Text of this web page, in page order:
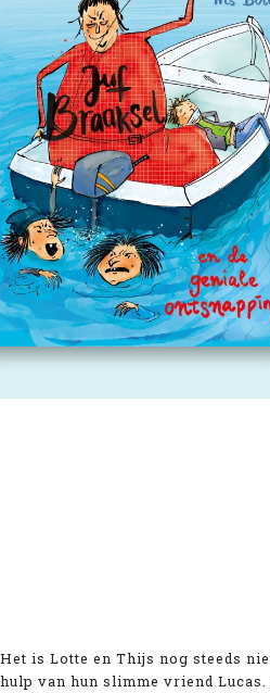
Het is Lotte en Thijs nog steeds
hulp van hun slimme vriend